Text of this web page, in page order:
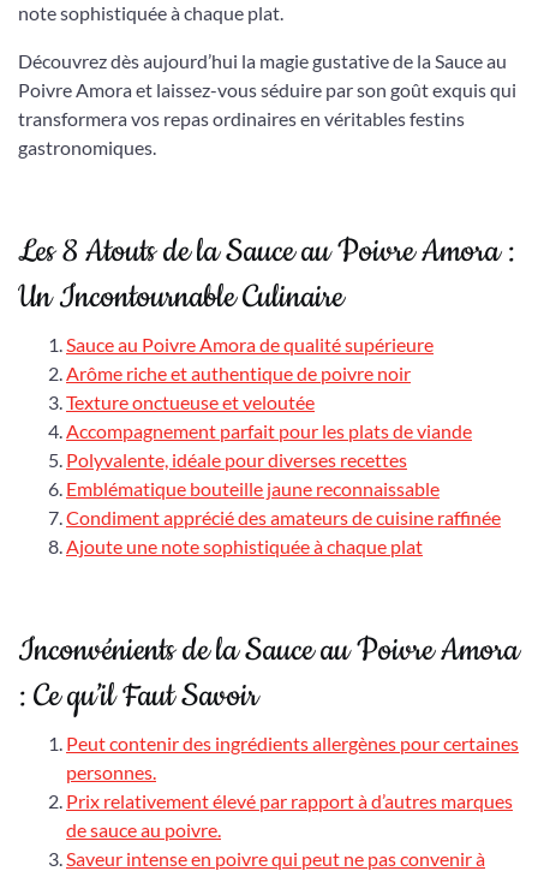
note sophistiquée à chaque plat.
Découvrez dès aujourd’hui la magie gustative de la Sauce au
Poivre Amora et laissez-vous séduire par son goût exquis qui
transformera vos repas ordinaires en véritables festins
gastronomiques.
Les 8 Atouts de la Sauce au Poivre Amora :
Un Incontournable Culinaire
Sauce au Poivre Amora de qualité supérieure
Arôme riche et authentique de poivre noir
Texture onctueuse et veloutée
Accompagnement parfait pour les plats de viande
Polyvalente, idéale pour diverses recettes
Emblématique bouteille jaune reconnaissable
Condiment apprécié des amateurs de cuisine raffinée
Ajoute une note sophistiquée à chaque plat
Inconvénients de la Sauce au Poivre Amora
: Ce qu’il Faut Savoir
Peut contenir des ingrédients allergènes pour certaines
personnes.
Prix relativement élevé par rapport à d’autres marques
de sauce au poivre.
Saveur intense en poivre qui peut ne pas convenir à